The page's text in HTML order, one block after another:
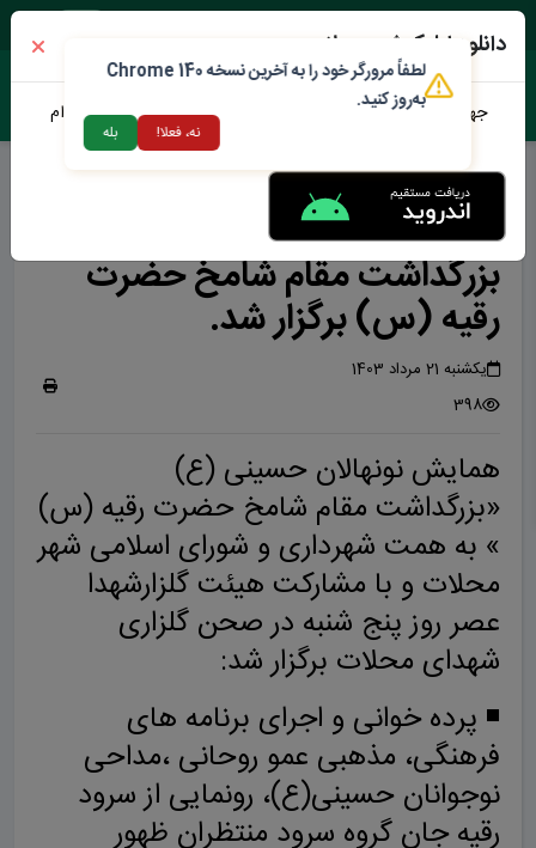
همایش نونهالان حسینی (ع) بزرگداشت مقام شامخ حضرت رقیه (س) برگزار شد.
همایش نونهالان حسینی (ع)
بزرگداشت مقام شامخ حضرت
رقیه (س) برگزار شد.
یکشنبه 21 مرداد 1403
398
همایش نونهالان حسینی (ع)
«بزرگداشت مقام شامخ حضرت رقیه (س)
» به همت شهرداری و شورای اسلامی شهر
محلات و با مشارکت هیئت گلزارشهدا
عصر روز پنج شنبه در صحن گلزاری
شهدای محلات برگزار شد:
◾️ پرده خوانی و اجرای برنامه های
فرهنگی، مذهبی عمو روحانی ،مداحی
نوجوانان حسینی(ع)، رونمایی از سرود
رقیه جان گروه سرود منتظران ظهور
دانلود اپلیکیشن محلات من
جهت دانلود نرم افزار محلات من می توانید از طریق لینک زیر اقدام
لطفاً مرورگر خود را به آخرین نسخه Chrome 140
به‌روز کنید.
نه، فعلا! بله